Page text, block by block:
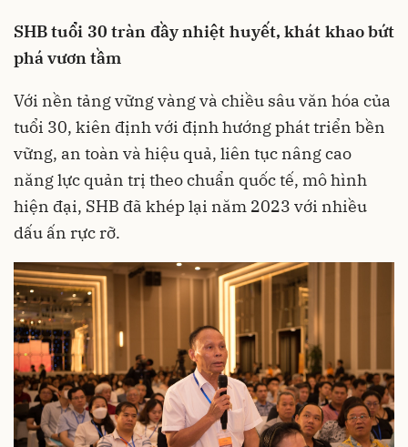
SHB tuổi 30 tràn đầy nhiệt huyết, khát khao bứt
phá vươn tầm
Với nền tảng vững vàng và chiều sâu văn hóa của
tuổi 30, kiên định với định hướng phát triển bền
vững, an toàn và hiệu quả, liên tục nâng cao
năng lực quản trị theo chuẩn quốc tế, mô hình
hiện đại, SHB đã khép lại năm 2023 với nhiều
dấu ấn rực rỡ.